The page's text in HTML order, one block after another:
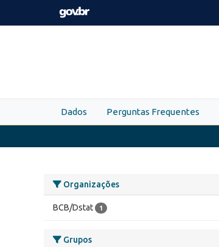
Skip to main content
Dados Perguntas Frequentes
Organizações
BCB/Dstat 1
Grupos